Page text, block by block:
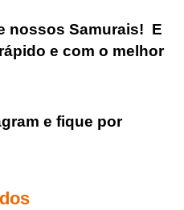
nossos Samurais! E
e com o melhor
e fique por